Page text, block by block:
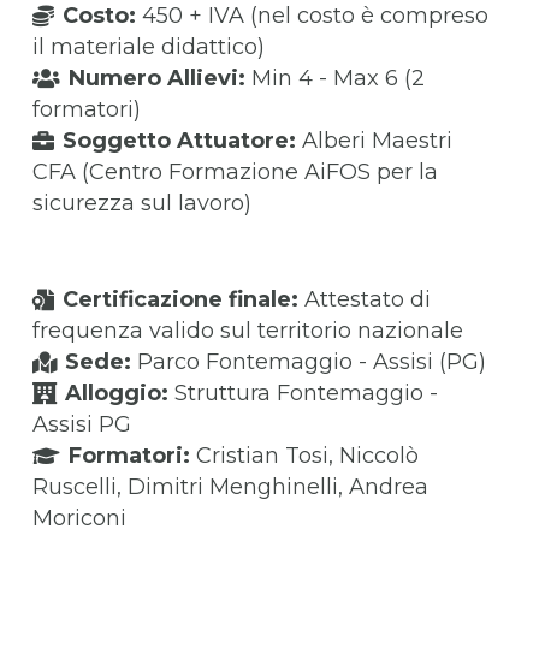
Costo:450 + IVA (nel costo è compreso
il materiale didattico)
Numero Allievi: Min 4 - Max 6 (2
formatori)
Soggetto Attuatore:Alberi Maestri
CFA (Centro Formazione AiFOS per la
sicurezza sul lavoro)
Certificazione finale:Attestato di
frequenza valido sul territorio nazionale
Sede: Parco Fontemaggio - Assisi (PG)
Alloggio:Struttura Fontemaggio -
Assisi PG
Formatori:Cristian Tosi, Niccolò
Ruscelli, Dimitri Menghinelli, Andrea
Moriconi